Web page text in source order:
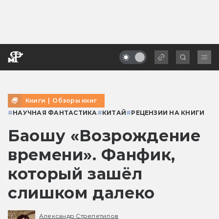
Книги | Обзоры книг
#НАУЧНАЯ ФАНТАСТИКА #КИТАЙ#РЕЦЕНЗИИ НА КНИГИ
Баошу «Возрождение
времени». Фанфик,
который зашёл
слишком далеко
Александр Стрепетилов